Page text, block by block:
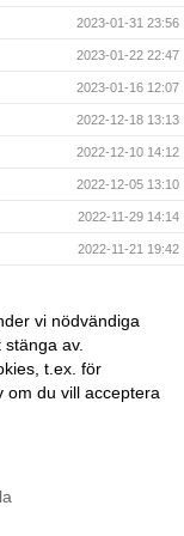
2023-01-31 23:56
2023-01-22 22:47
2023-01-16 12:07
2022-12-18 13:13
2022-12-10 14:12
2022-12-05 13:10
2022-11-29 14:14
2022-11-21 19:42
2022-10-31 12:34
2022-10-25 14:45
2022-10-18 21:56
vi nödvändiga
av.
t.ex. för
om du vill acceptera